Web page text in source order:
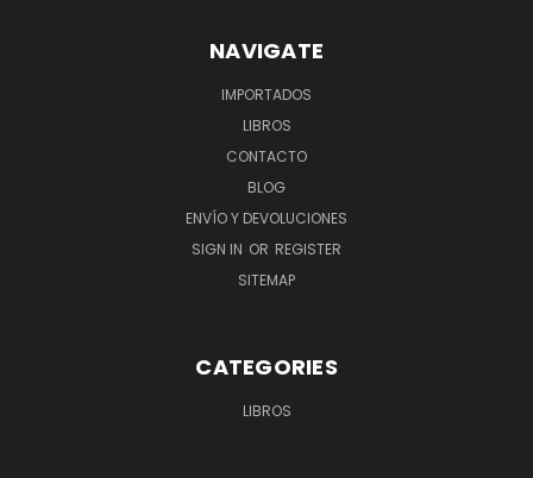
NAVIGATE
IMPORTADOS
LIBROS
CONTACTO
BLOG
ENVÍO Y DEVOLUCIONES
SIGN IN OR REGISTER
SITEMAP
CATEGORIES
LIBROS